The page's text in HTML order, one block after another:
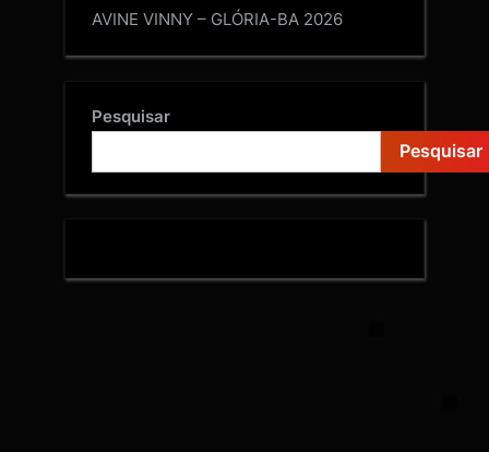
AVINE VINNY – GLÓRIA-BA 2026
Pesquisar
Pesquisar